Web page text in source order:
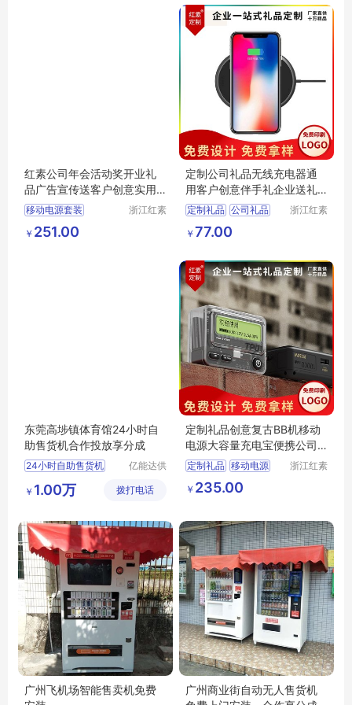
红素公司年会活动奖开业礼
品广告宣传送客户创意实用
伴手礼定制logo 100件起订
不单独零售
移动电源套装
充电宝套装
浙江红素
￥ 251.00
定制公司礼品无线充电器通
用客户创意伴手礼企业送礼
采购员工礼物
定制礼品 公司礼品
无线充电器
创意伴手礼
浙江红素
￥ 77.00
东莞高埗镇体育馆24小时自
助售货机合作投放享分成
24小时自助售货机
24小时自助售货机免费投放
亿能达供
（东莞）
￥ 1.00万 拨打电话
定制礼品创意复古BB机移动
电源大容量充电宝便携公司
客户礼品采购
定制礼品 移动电源
充电宝
创意礼品
礼品采购
浙江红素
￥ 235.00
广州飞机场智能售卖机免费
广州商业街自动无人售货机